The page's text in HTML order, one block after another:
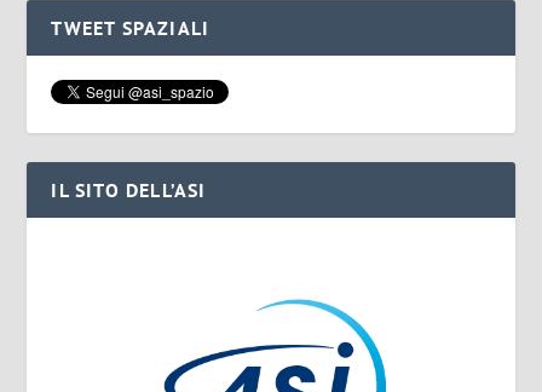
TWEET SPAZIALI
IL SITO DELL’ASI